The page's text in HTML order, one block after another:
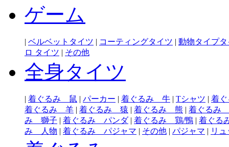
ゲーム
| ベルベットタイツ | コーティングタイツ | 動物タイプ
ロ タイツ | その他
全身タイツ
| 着ぐるみ 鼠 | パーカー | 着ぐるみ 牛 | Tシャツ | 着
着ぐるみ 羊 | 着ぐるみ 猿 | 着ぐるみ 熊 | 着ぐるみ
み 獅子 | 着ぐるみ パンダ | 着ぐるみ 鶏/鴨 | 着ぐる
み 人物 | 着ぐるみ パジャマ | その他 | パジャマ | リ